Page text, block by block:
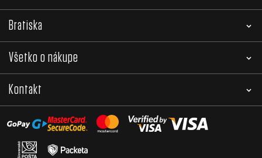
Bratiska
Všetko o nákupe
Kontakt